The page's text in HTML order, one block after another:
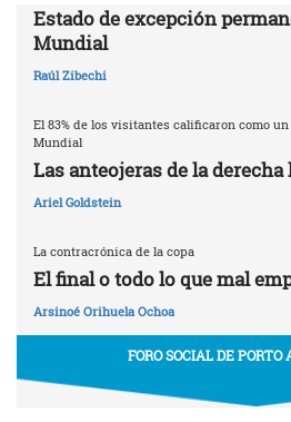
Estado de excepción
Mundial
Raúl Zibechi
El 83% de los visitantes calificaron como
Mundial
Las anteojeras de la
Ariel Goldstein
La contracrónica de la copa
El final o todo lo que mal
Arsinoé Orihuela Ochoa
FORO SOCIAL DE PORTO